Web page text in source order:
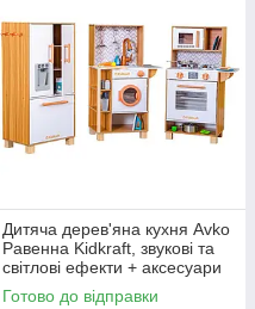
Дитяча дерев'яна кухня Avko
Равенна Kidkraft, звукові та
світлові ефекти + аксесуари
Готово до відправки